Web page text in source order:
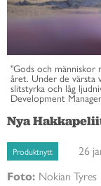
"Gods och människor
året. Under de värsta
slitstyrka och låg
Development
Nya
Produktnytt 26
Foto: Nokian Tyres